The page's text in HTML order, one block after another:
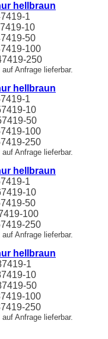
hellbraun
1
-10
-50
-100
-250
Anfrage lieferbar.
hellbraun
-1
-10
-50
-100
-250
Anfrage lieferbar.
hellbraun
-1
-10
-50
-100
-250
Anfrage lieferbar.
hellbraun
-1
-10
-50
-100
-250
Anfrage lieferbar.